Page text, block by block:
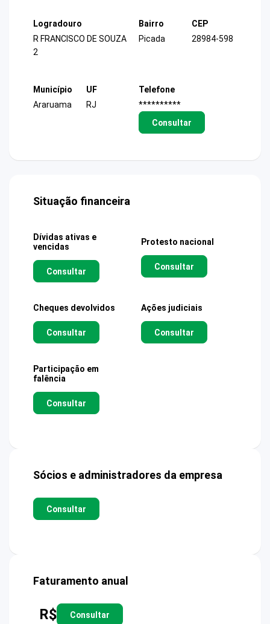
Logradouro
R FRANCISCO DE SOUZA
2
Bairro
Picada
CEP
28984-598
Município
Araruama
UF
RJ
Telefone
**********
Consultar
Situação financeira
Dívidas ativas e
vencidas
Consultar
Protesto nacional
Consultar
Cheques devolvidos
Consultar
Ações judiciais
Consultar
Participação em
falência
Consultar
Sócios e administradores da empresa
Consultar
Faturamento anual
R$ Consultar